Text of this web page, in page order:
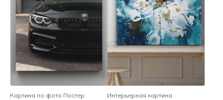
Картина по фото Постер Интерьерная картина